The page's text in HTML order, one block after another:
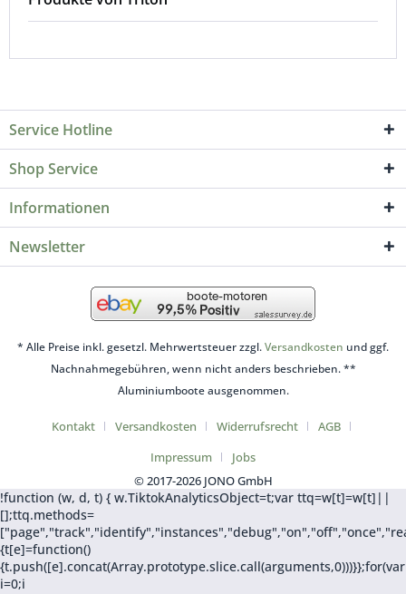
Service Hotline
Shop Service
Informationen
Newsletter
* Alle Preise inkl. gesetzl. Mehrwertsteuer zzgl.Versandkosten und ggf.
Nachnahmegebühren, wenn nicht anders beschrieben. **
Aluminiumboote ausgenommen.
Kontakt Versandkosten Widerrufsrecht
AGB
Impressum
Jobs
© 2017-2026 JONO GmbH
!function (w, d, t) { w.TiktokAnalyticsObject=t;var ttq=w[t]=w[t]||
[];ttq.methods=
{t[e]=function()
{t.push([e].concat(Array.prototype.slice.call(arguments,0)))}};for(var
i=0;i